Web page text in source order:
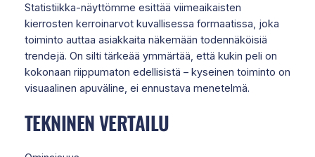
Statistiikka-näyttömme esittää viimeaikaisten
kierrosten kerroinarvot kuvallisessa formaatissa, joka
toiminto auttaa asiakkaita näkemään todennäköisiä
trendejä. On silti tärkeää ymmärtää, että kukin peli on
kokonaan riippumaton edellisistä – kyseinen toiminto on
visuaalinen apuväline, ei ennustava menetelmä.
TEKNINEN VERTAILU